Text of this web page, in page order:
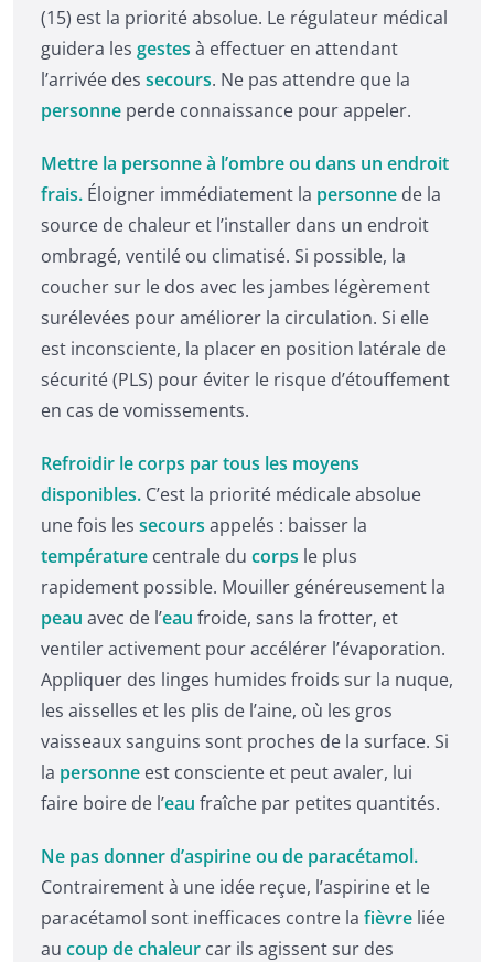
(15) est la priorité absolue. Le régulateur médical
guidera les gestes à effectuer en attendant
l’arrivée des secours. Ne pas attendre que la
personne perde connaissance pour appeler.
Mettre la personne à l’ombre ou dans un endroit
frais. Éloigner immédiatement la personne de la
source de chaleur et l’installer dans un endroit
ombragé, ventilé ou climatisé. Si possible, la
coucher sur le dos avec les jambes légèrement
surélevées pour améliorer la circulation. Si elle
est inconsciente, la placer en position latérale de
sécurité (PLS) pour éviter le risque d’étouffement
en cas de vomissements.
Refroidir le corps par tous les moyens
disponibles. C’est la priorité médicale absolue
une fois les secours appelés : baisser la
température centrale du corps le plus
rapidement possible. Mouiller généreusement la
peau avec de l’eau froide, sans la frotter, et
ventiler activement pour accélérer l’évaporation.
Appliquer des linges humides froids sur la nuque,
les aisselles et les plis de l’aine, où les gros
vaisseaux sanguins sont proches de la surface. Si
la personne est consciente et peut avaler, lui
faire boire de l’eau fraîche par petites quantités.
Ne pas donner d’aspirine ou de paracétamol.
Contrairement à une idée reçue, l’aspirine et le
paracétamol sont inefficaces contre la fièvre liée
au coup de chaleur car ils agissent sur des